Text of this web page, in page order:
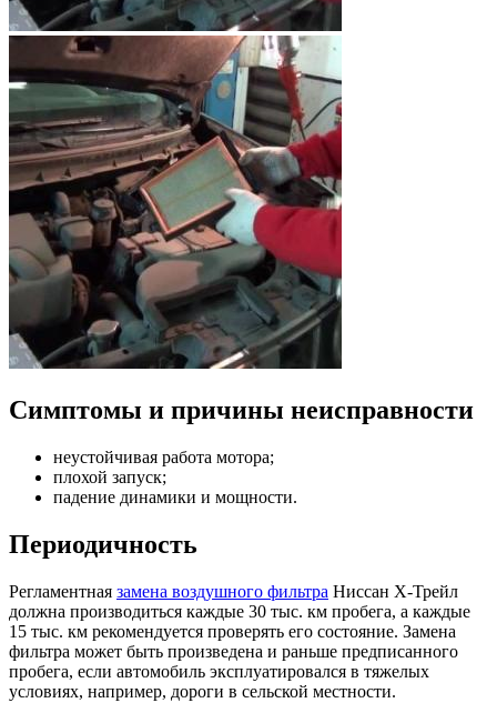
Симптомы и причины неисправности
неустойчивая работа мотора;
плохой запуск;
падение динамики и мощности.
Периодичность
Регламентная замена воздушного фильтра Ниссан Х-Трейл
должна производиться каждые 30 тыс. км пробега, а каждые
15 тыс. км рекомендуется проверять его состояние. Замена
фильтра может быть произведена и раньше предписанного
пробега, если автомобиль эксплуатировался в тяжелых
условиях, например, дороги в сельской местности.